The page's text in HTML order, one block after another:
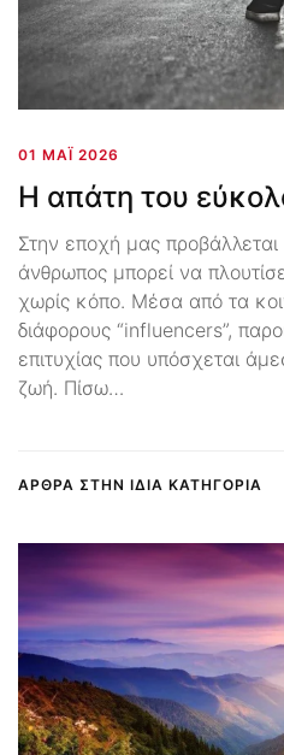
01 ΜΆΙ 2026
Η απάτη του
Στην εποχή μας προβάλλεται
άνθρωπος μπορεί να
χωρίς κόπο. Μέσα από τα
διάφορους “influencers”,
επιτυχίας που υπόσχεται
ζωή. Πίσω…
ΑΡΘΡΑ ΣΤΗΝ ΙΔΙΑ ΚΑΤΗΓΟΡΙΑ